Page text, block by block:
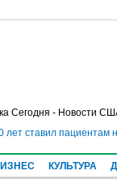
Сегодня - Новости
ставил пациентам
КУЛЬТУРА